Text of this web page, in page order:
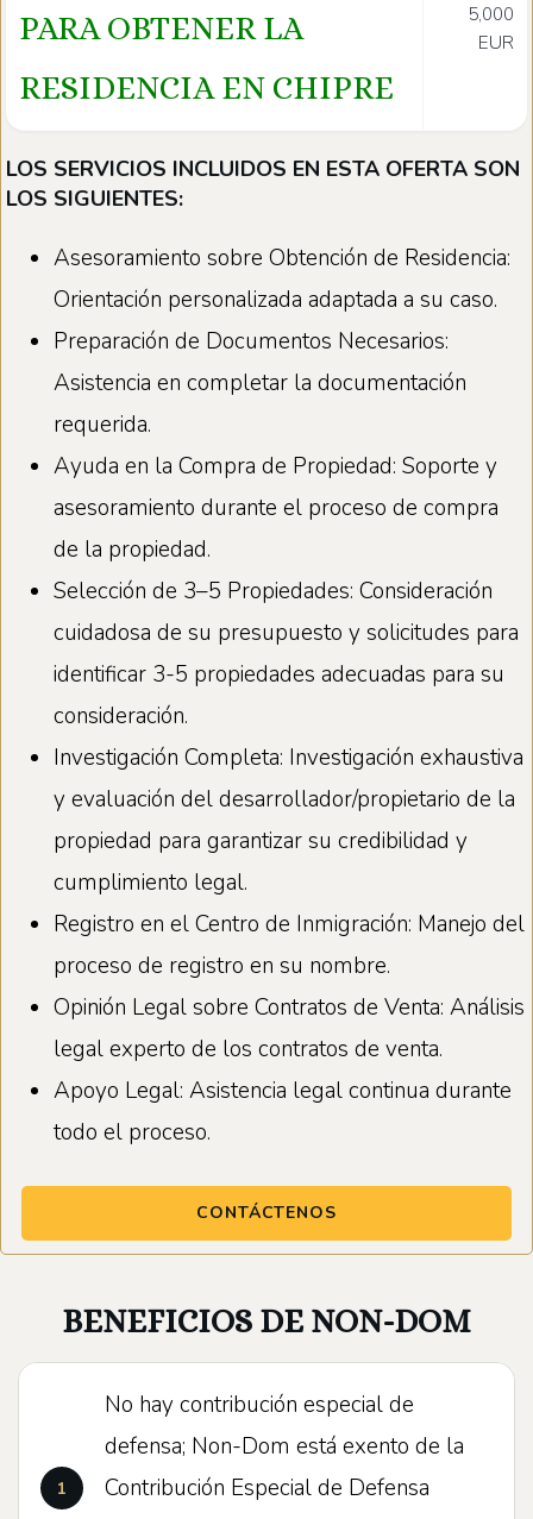
PARA OBTENER LA
RESIDENCIA EN CHIPRE
5,000
EUR
LOS SERVICIOS INCLUIDOS EN ESTA OFERTA SON
LOS SIGUIENTES:
Asesoramiento sobre Obtención de Residencia:
Orientación personalizada adaptada a su caso.
Preparación de Documentos Necesarios:
Asistencia en completar la documentación
requerida.
Ayuda en la Compra de Propiedad: Soporte y
asesoramiento durante el proceso de compra
de la propiedad.
Selección de 3–5 Propiedades: Consideración
cuidadosa de su presupuesto y solicitudes para
identificar 3-5 propiedades adecuadas para su
consideración.
Investigación Completa: Investigación exhaustiva
y evaluación del desarrollador/propietario de la
propiedad para garantizar su credibilidad y
cumplimiento legal.
Registro en el Centro de Inmigración: Manejo del
proceso de registro en su nombre.
Opinión Legal sobre Contratos de Venta: Análisis
legal experto de los contratos de venta.
Apoyo Legal: Asistencia legal continua durante
todo el proceso.
CONTÁCTENOS
BENEFICIOS DE NON-DOM
No hay contribución especial de
defensa; Non-Dom está exento de la
Contribución Especial de Defensa